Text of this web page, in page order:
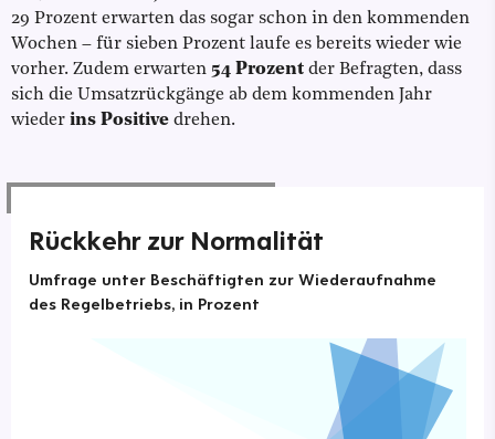
29 Prozent erwarten das sogar schon in den kommenden
Wochen – für sieben Prozent laufe es bereits wieder wie
vorher. Zudem erwarten 54 Prozent der Befragten, dass
sich die Umsatzrückgänge ab dem kommenden Jahr
wieder ins Positive drehen.
Rückkehr zur Normalität
Umfrage unter Beschäftigten zur Wiederaufnahme
des Regelbetriebs, in Prozent